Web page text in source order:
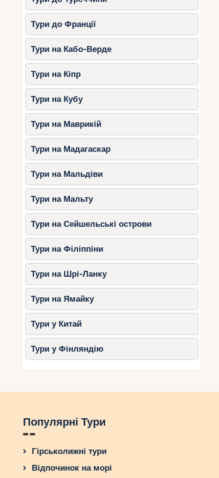
Тури до Франції
Тури на Кабо-Верде
Тури на Кіпр
Тури на Кубу
Тури на Маврикій
Тури на Мадагаскар
Тури на Мальдіви
Тури на Мальту
Тури на Сейшельські острови
Тури на Філіппіни
Тури на Шрі-Ланку
Тури на Ямайку
Тури у Китай
Тури у Фінляндію
Популярні Тури
Гірськолижні тури
Відпочинок на морі